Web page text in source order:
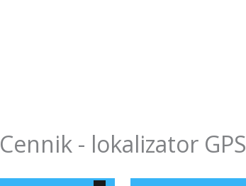
Cennik - lokalizator GPS